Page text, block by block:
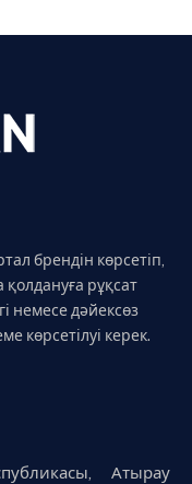
брендін көрсетіп,
қолдануға рұқсат
немесе дәйексөз
көрсетілуі керек.
Атырау